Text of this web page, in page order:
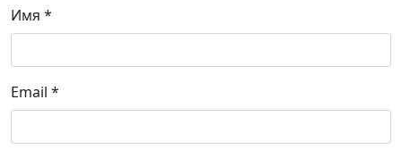
Имя *
Email *